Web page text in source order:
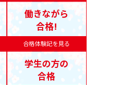
合格体験記を見る
働きながら
合格!
学生の方の
合格